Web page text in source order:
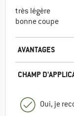
très légère
bonne coupe
AVANTAGES
CHAMP
Oui, je